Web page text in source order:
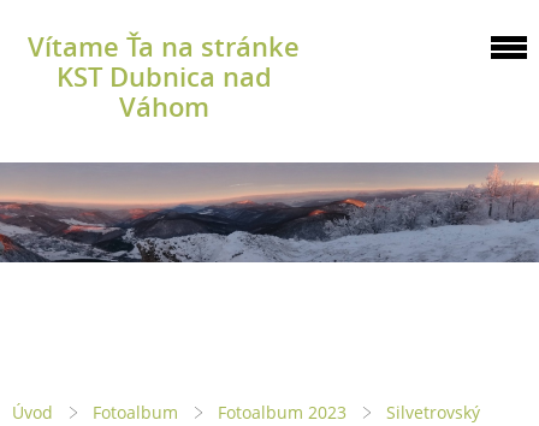
Vítame Ťa na stránke
KST Dubnica nad
Váhom
Úvod Fotoalbum Fotoalbum 2023
Silvetrovský